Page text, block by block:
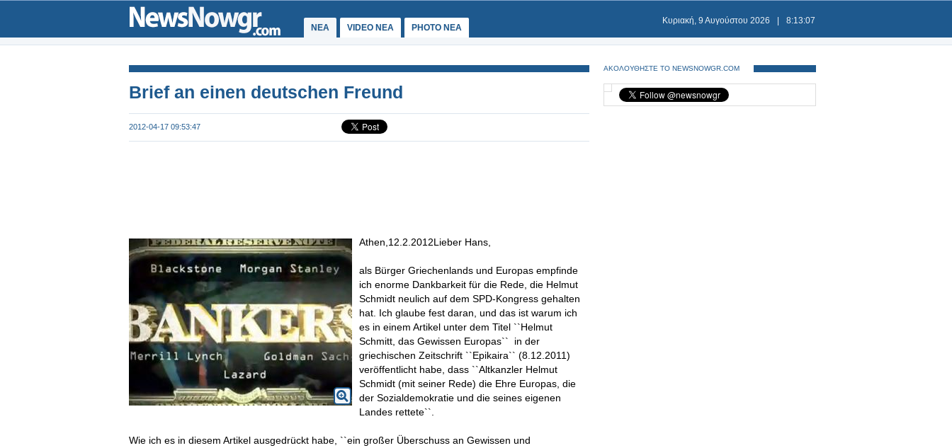
ΝΕΑ VIDEO NEA PHOTO NEA
Κυριακή, 9 Αυγούστου 2026 8:13:08
Brief an einen deutschen Freund
2012-04-17 09:53:47
Athen,12.2.2012Lieber Hans,
als Bürger Griechenlands und Europas empfinde
ich enorme Dankbarkeit für die Rede, die Helmut
Schmidt neulich auf dem SPD-Kongress gehalten
hat. Ich glaube fest daran, und das ist warum ich
es in einem Artikel unter dem Titel ``Helmut
Schmitt, das Gewissen Europas`` in der
griechischen Zeitschrift ``Epikaira`` (8.12.2011)
veröffentlicht habe, dass ``Altkanzler Helmut
Schmidt (mit seiner Rede) die Ehre Europas, die
der Sozialdemokratie und die seines eigenen
Landes rettete``.
Wie ich es in diesem Artikel ausgedrückt habe, ``ein großer Überschuss an Gewissen und
ΑΚΟΛΟΥΘΗΣΤΕ ΤΟ NEWSNOWGR.COM